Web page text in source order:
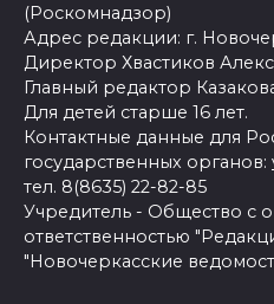
(Роскомнадзор)
Адрес редакции: г.
Директор Хвастиков
Главный редактор
Для детей старше 16 лет.
Контактные данные для
государственных органов:
тел. 8(8635) 22-82-85
Учредитель - Общество с
ответственностью
"Новочеркасские